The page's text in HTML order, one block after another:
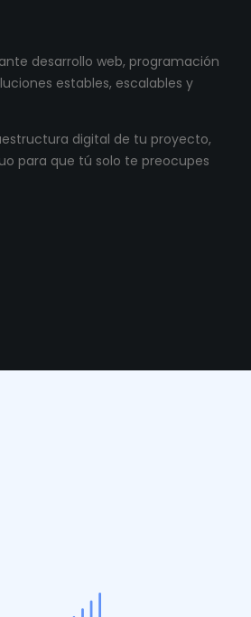
desarrollo web, programación
estables, escalables y
digital de tu proyecto,
para que tú solo te preocupes